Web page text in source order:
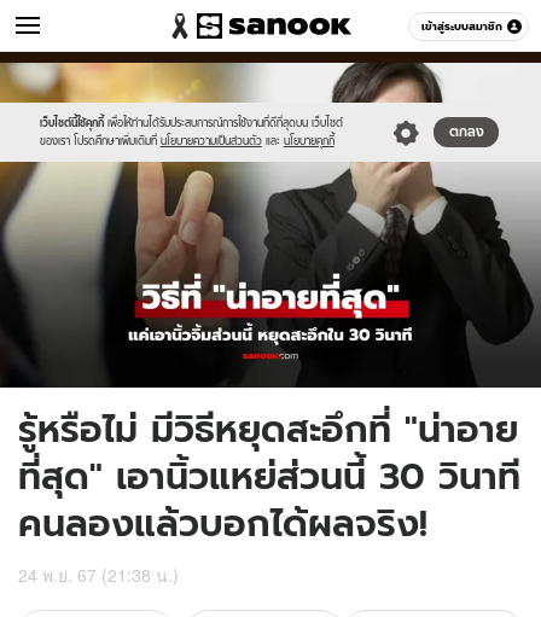
เข้าสู่ระบบสมาชิก
ข่าว หมวดอื่นๆ
เว็บไซต์นี้ใช้คุกกี้ เพื่อให้ท่านได้รับประสบการณ์การใช้งานที่ดีที่สุดบน เว็บไซต์
ของเรา โปรดศึกษาเพิ่มเติมที่ นโยบายความเป็นส่วนตัว และ นโยบายคุกกี้
ตกลง
Sanook
//s.isanook.com/sr/0/images/logo-
new-
sanook.png
600
60
//s.isanook.com/ns/0/ud/1930/9651310/new-
thumbnail1200x720(28).jpg
รู้หรือไม่ มีวิธีหยุดสะอึกที่ "น่าอาย
ที่สุด" เอานิ้วแหย่ส่วนนี้ 30 วินาที
คนลองแล้วบอกได้ผลจริง!
24 พ.ย. 67 (21:38 น.)